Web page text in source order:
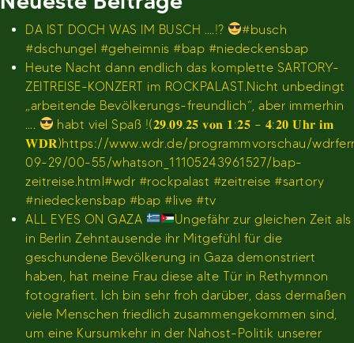
DA IST DOCH WAS IM BUSCH ….!?
#busch
#dschungel #geheimnis #bap #niedeckensbap
Heute Nacht dann endlich das komplette SARTORY-
ZEITREISE-KONZERT im ROCKPALAST.Nicht unbedingt
„arbeitende Bevölkerungs-freundlich“, aber immerhin
….
habt viel Spaß !(𝟐𝟗.𝟎𝟗.𝟐𝟓 𝐯𝐨𝐧 𝟏:𝟐𝟓 – 𝟒:𝟐𝟎 𝐔𝐡𝐫 𝐢𝐦
𝐖𝐃𝐑)https://www.wdr.de/programmvorschau/
09-29/00-55/whatson_11105243961527/bap-
zeitreise.html#wdr #rockpalast #zeitreise #sartory
#niedeckensbap #bap #live #tv
ALL EYES ON GAZA
Ungefähr zur gleichen Zeit als
in Berlin Zehntausende ihr Mitgefühl für die
geschundene Bevölkerung in Gaza demonstriert
haben, hat meine Frau diese alte Tür in Rethymnon
fotografiert. Ich bin sehr froh darüber, dass dermaßen
viele Menschen friedlich zusammengekommen sind,
um eine Kursumkehr in der Nahost-Politik unserer